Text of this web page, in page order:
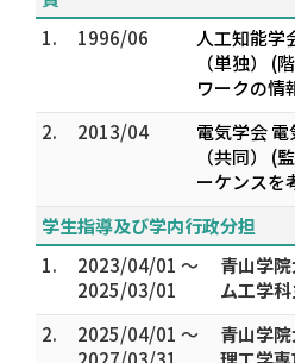
1.
1996/06
人工知能学
（単独） (
ワークの情
2.
2013/04
電気学会
（共同） (
ーケンスを
学生指導及び学内行政分担
1.
2023/04/01 ～
2025/03/01
青山学
ム工学
2.
2025/04/01 ～
青山学